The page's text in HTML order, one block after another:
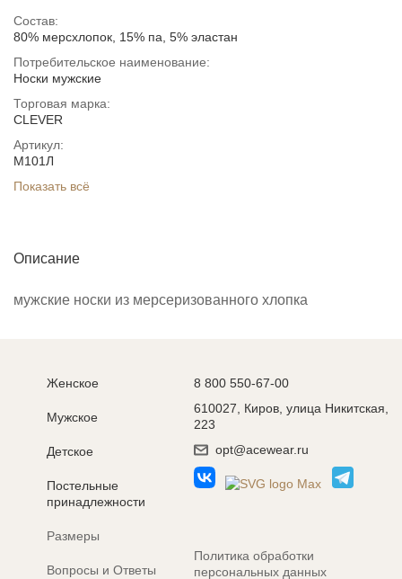
Состав:
80% мерсхлопок, 15% па, 5% эластан
Потребительское наименование:
Носки мужские
Торговая марка:
CLEVER
Артикул:
М101Л
Показать всё
Описание
мужские носки из мерсеризованного хлопка
Женское
Мужское
Детское
Постельные
принадлежности
Размеры
Вопросы и Ответы
8 800 550-67-00
610027, Киров, улица Никитская,
223
opt@acewear.ru
Политика обработки
персональных данных